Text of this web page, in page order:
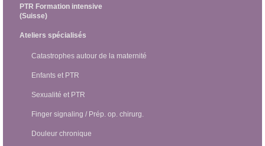
PTR Formation intensive
(Suisse)
Ateliers spécialisés
Catastrophes autour de la maternité
Enfants et PTR
Sexualité et PTR
Finger signaling / Prép. op. chirurg.
Douleur chronique